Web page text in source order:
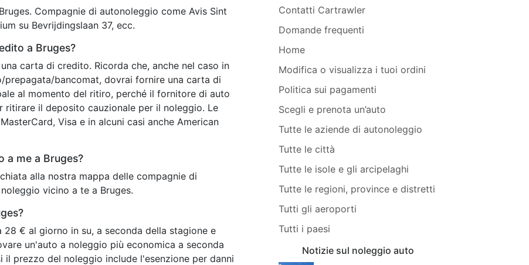
Compagnie di autonoleggio come Avis Sint
su Bevrijdingslaan 37, ecc.
a Bruges?
carta di credito. Ricorda che, anche nel caso in
bancomat, dovrai fornire una carta di
al momento del ritiro, perché il fornitore di auto
il deposito cauzionale per il noleggio. Le
Visa e in alcuni casi anche American
a me a Bruges?
alla nostra mappa delle compagnie di
vicino a te a Bruges.
€ al giorno in su, a seconda della stagione e
un'auto a noleggio più economica a seconda
prezzo del noleggio include l'esenzione per danni
Contatti Cartrawler
Domande frequenti
Home
Modifica o visualizza i tuoi ordini
Politica sui pagamenti
Scegli e prenota un’auto
Tutte le aziende di autonoleggio
Tutte le città
Tutte le isole e gli arcipelaghi
Tutte le regioni, province e distretti
Tutti gli aeroporti
Tutti i paesi
Notizie sul noleggio auto